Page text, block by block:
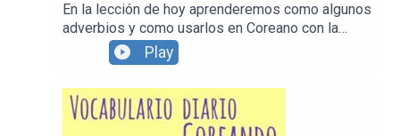
En la lección de hoy aprenderemos como algunos
adverbios y como usarlos en Coreano con la
ayuda de personas nativas en Español y Coreano.
Apoyanos para seguir creando contenido y
continuar con
Coreando:https://supporter.acast.com/coreandoD
escarga el pdf de la lección en el siguiente link
Play